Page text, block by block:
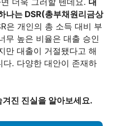
더욱 그러할 텐데요. 대
나는 DSR(총부채원리금상
은 개인의 총 소득 대비 부
무 높은 비율은 대출 승인
만 대출이 거절됐다고 해
다. 다양한 대안이 존재하
진 진실을 알아보세요.